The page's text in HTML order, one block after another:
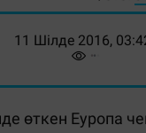
11 Шілде 2016,
өткен Еуропа